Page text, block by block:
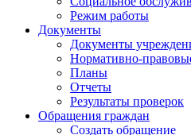
Режим работы
Документы
Документы
Нормативно-
Планы
Отчеты
Результаты проверок
Обращения граждан
Создать обращение